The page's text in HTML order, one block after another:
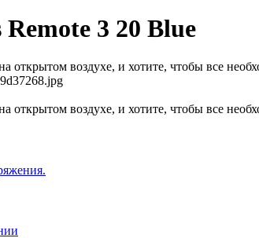
3 20 Blue
открытом воздухе, и хотите, чтобы все
открытом воздухе, и хотите, чтобы все